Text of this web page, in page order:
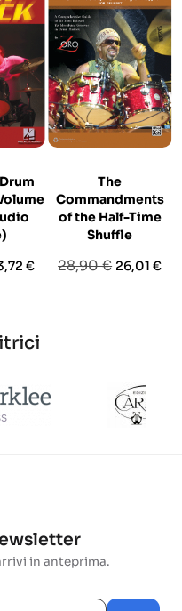
€
The
Commandments
of the Half-Time
Shuffle
Prezzo
28,90 € Prezzo
26,01 €
in anteprima.